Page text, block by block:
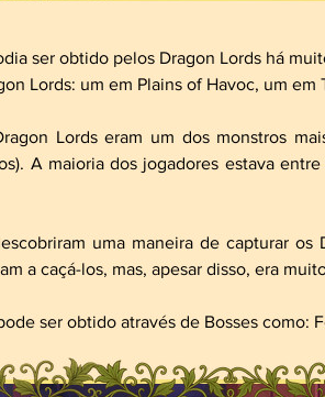
ser obtido pelos Dragon Lords há
Lords: um em Plains of Havoc, um
Lords eram um dos monstros
A maioria dos jogadores estava
uma maneira de capturar
a caçá-los, mas, apesar disso, era
ser obtido através de Bosses como: